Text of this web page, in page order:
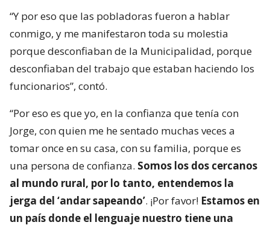
“Y por eso que las pobladoras fueron a hablar
conmigo, y me manifestaron toda su molestia
porque desconfiaban de la Municipalidad, porque
desconfiaban del trabajo que estaban haciendo los
funcionarios”, contó.
“Por eso es que yo, en la confianza que tenía con
Jorge, con quien me he sentado muchas veces a
tomar once en su casa, con su familia, porque es
una persona de confianza. Somos los dos cercanos
al mundo rural, por lo tanto, entendemos la
jerga del ‘andar sapeando’. ¡Por favor! Estamos en
un país donde el lenguaje nuestro tiene una